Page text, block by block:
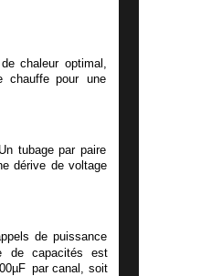
de chaleur optimal,
chauffe pour une
Un tubage par paire
dérive de voltage
de puissance
de capacités
est
par canal,
soit